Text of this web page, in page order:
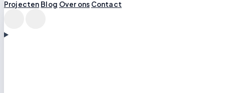
Projecten Blog Over ons Contact